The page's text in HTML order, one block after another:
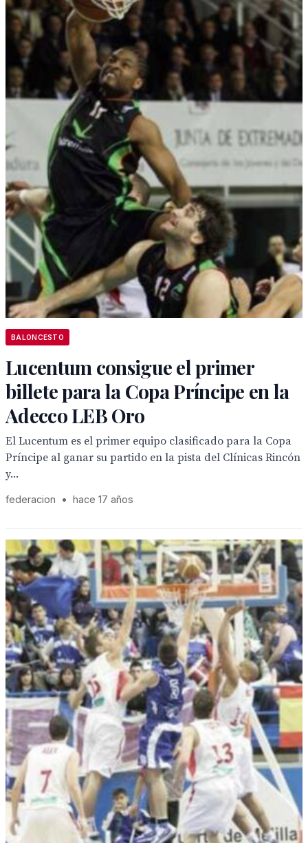
BALONCESTO
Lucentum consigue el primer
billete para la Copa Príncipe en la
Adecco LEB Oro
El Lucentum es el primer equipo clasificado para la Copa
Príncipe al ganar su partido en la pista del Clínicas Rincón
y...
federacion • hace 17 años